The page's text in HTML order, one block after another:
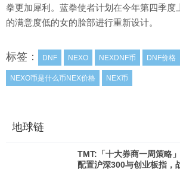
拳更加犀利。蓝拳使者计划在今年第四季度
的满意度低的女的脸部进行重新设计。
标签： DNF NEXO NEXDNF币 DNF价格
NEXO币是什么币NEX价格 NEX币
地球链
TMT:「十大券商一周策略
配置沪深300与创业板指，